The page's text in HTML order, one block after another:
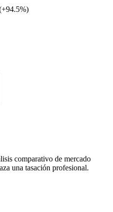
+94.5%)
comparativo de mercado
una tasación profesional.